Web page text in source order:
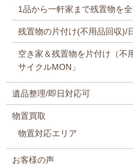
1品から一軒家まで残置物を
残置物の片付け(不用品回収)/
空き家＆残置物を片付け（不
サイクルMON」
遺品整理/即日対応可
物置買取
物置対応エリア
お客様の声